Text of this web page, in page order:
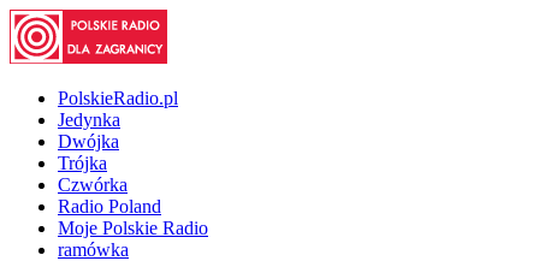
PolskieRadio.pl
Jedynka
Dwójka
Trójka
Czwórka
Radio Poland
Moje Polskie Radio
ramówka